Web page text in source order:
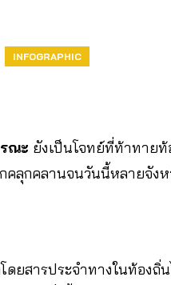
INFOGRAPHIC
ณะ ยังเป็นโจทย์ที่ท้าทาย
คลุกคลานจนวันนี้หลายจัง
ยสารประจำทางในท้องถิ่